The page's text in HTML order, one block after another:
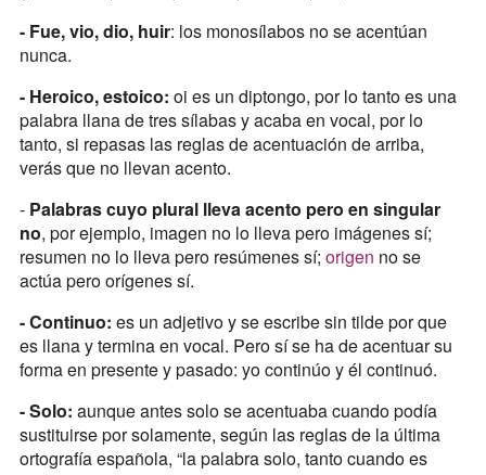
- Fue, vio, dio, huir: los monosílabos no se acentúan
nunca.
- Heroico, estoico: oi es un diptongo, por lo tanto es una
palabra llana de tres sílabas y acaba en vocal, por lo
tanto, si repasas las reglas de acentuación de arriba,
verás que no llevan acento.
-Palabras cuyo plural lleva acento pero en singular
no, por ejemplo, imagen no lo lleva pero imágenes sí;
resumen no lo lleva pero resúmenes sí; origen no se
actúa pero orígenes sí.
- Continuo: es un adjetivo y se escribe sin tilde por que
es llana y termina en vocal. Pero sí se ha de acentuar su
forma en presente y pasado: yo continúo y él continuó.
- Solo: aunque antes solo se acentuaba cuando podía
sustituirse por solamente, según las reglas de la última
ortografía española, “la palabra solo, tanto cuando es